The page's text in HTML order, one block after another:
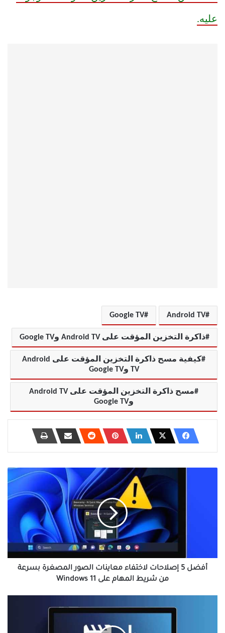
عليه.
Android TV
Google TV
ذاكرة التخزين المؤقت على Android TV وGoogle TV
كيفية مسح ذاكرة التخزين المؤقت على Android
TV وGoogle TV
مسح ذاكرة التخزين المؤقت على Android TV
وGoogle TV
من
شريط
أفضل 5 إصلاحات لاختفاء معاينات الصور المصغرة بسرعة
من شريط المهام على Windows 11